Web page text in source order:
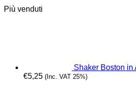
Più venduti
Shaker Boston in
€5,25 (Inc. VAT 25%)